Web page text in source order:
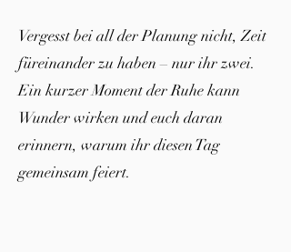
Vergesst bei all der Planung nicht, Zeit
füreinander zu haben – nur ihr zwei.
Ein kurzer Moment der Ruhe kann
Wunder wirken und euch daran
erinnern, warum ihr diesen Tag
gemeinsam feiert.